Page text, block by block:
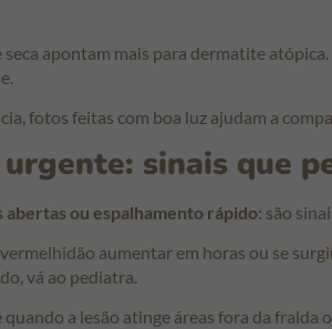
seca apontam mais para dermatite
fotos feitas com boa luz ajudam a
sinais que
abertas ou espalhamento rápido: são
aumentar em horas ou se
vá ao pediatra.
a lesão atinge áreas fora da fralda